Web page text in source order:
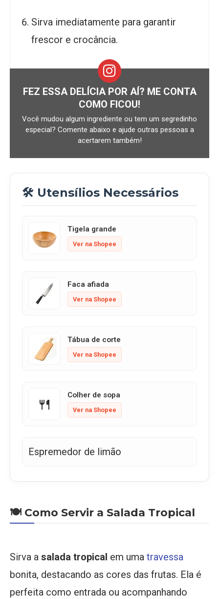
Sirva imediatamente para garantir
frescor e crocância.
FEZ ESSA DELÍCIA POR AÍ? ME CONTA
COMO FICOU!
Você mudou algum ingrediente ou tem um segredinho
especial? Comente abaixo e ajude outras pessoas a
acertarem também!
🛠️ Utensílios Necessários
Tigela grande
Ver na Shopee
Faca afiada
Ver na Shopee
Tábua de corte
Ver na Shopee
🍴 Colher de sopa
Ver na Shopee
Espremedor de limão
🍽️ Como Servir a Salada Tropical
Sirva a salada tropical em uma travessa
bonita, destacando as cores das frutas. Ela é
perfeita como entrada ou acompanhando